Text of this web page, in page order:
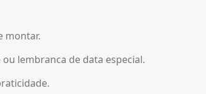
montar.
lembranca de data especial.